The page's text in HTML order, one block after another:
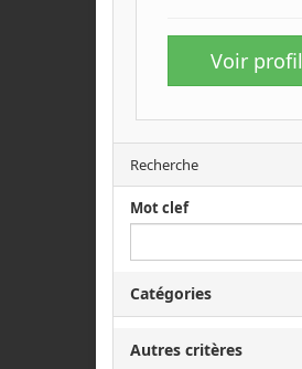
Voir profil
Recherche
Mot clef
Catégories
Autres critères